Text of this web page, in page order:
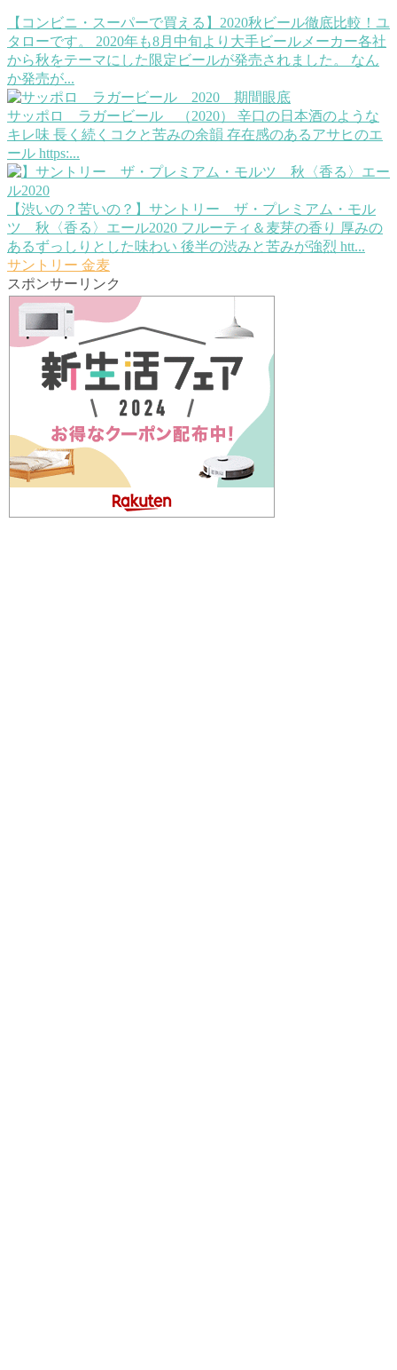
【コンビニ・スーパーで買える】2020秋ビール徹底比較！ ユ
タローです。 2020年も8月中旬より大手ビールメーカー各社
から秋をテーマにした限定ビールが発売されました。 なん
か発売が...
サッポロ ラガービール （2020）
辛口の日本酒のような
キレ味 長く続くコクと苦みの余韻 存在感のあるアサヒのエ
ール https:...
【渋いの？苦いの？】サントリー ザ・プレミアム・モル
ツ 秋〈香る〉エール2020 フルーティ＆麦芽の香り 厚みの
あるずっしりとした味わい 後半の渋みと苦みが強烈 htt...
サントリー 金麦
スポンサーリンク